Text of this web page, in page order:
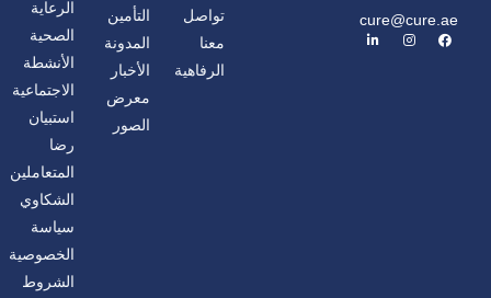
cure@cure.ae
ف
ي
ا
ن
ل
ي
تواصل
معنا
الرفاهية
التأمين
المدونة
الأخبار
معرض
الصور
الرعاية
الصحية
الأنشطة
الاجتماعية
استبيان
رضا
المتعاملين
الشكاوي
سياسة
الخصوصية
الشروط